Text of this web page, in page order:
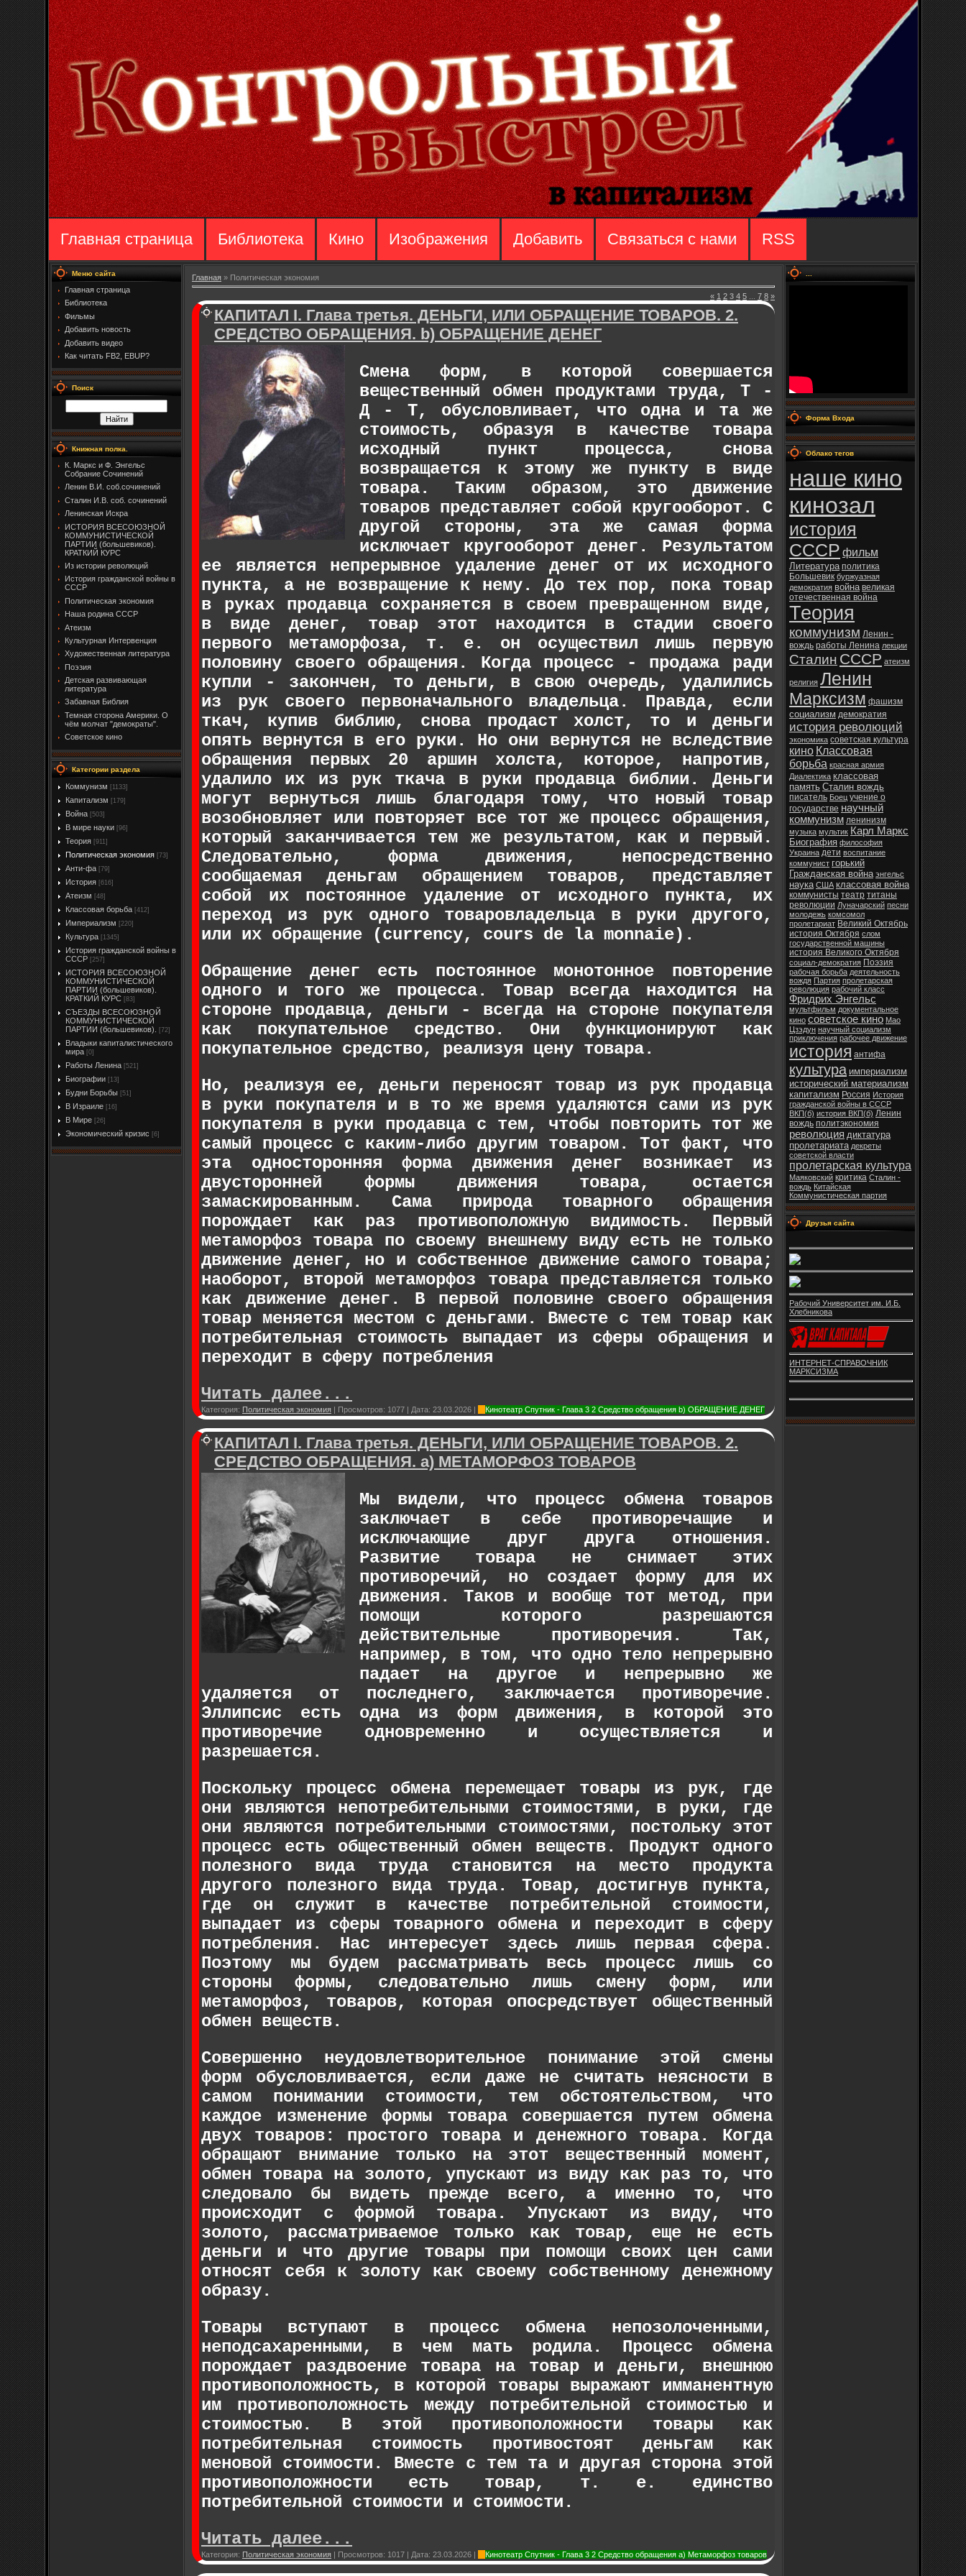
Главная страница Библиотека Кино Изображения Добавить Связаться с нами RSS
Меню сайта
Главная страница
Библиотека
Фильмы
Добавить новость
Добавить видео
Как читать FB2, EBUP?
Поиск
Книжная полка.
К. Маркс и Ф. Энгельс
Собрание Сочинений
Ленин В.И. соб.сочинений
Сталин И.В. соб. сочинений
Ленинская Искра
ИСТОРИЯ ВСЕСОЮЗНОЙ
КОММУНИСТИЧЕСКОЙ
ПАРТИИ (большевиков).
КРАТКИЙ КУРС
Из истории революций
История гражданской войны в
СССР
Политическая экономия
Наша родина СССР
Атеизм
Культурная Интервенция
Художественная литература
Поэзия
Детская развивающая
литература
Забавная Библия
Темная сторона Америки. О
чём молчат "демократы".
Советское кино
Категории раздела
Коммунизм [1133]
Капитализм [179]
Война [503]
В мире науки [96]
Теория [911]
Политическая экономия [73]
Анти-фа [79]
История [616]
Атеизм [48]
Классовая борьба [412]
Империализм [220]
Культура [1345]
История гражданской войны в
СССР [257]
ИСТОРИЯ ВСЕСОЮЗНОЙ
КОММУНИСТИЧЕСКОЙ
ПАРТИИ (большевиков).
КРАТКИЙ КУРС [83]
СЪЕЗДЫ ВСЕСОЮЗНОЙ
КОММУНИСТИЧЕСКОЙ
ПАРТИИ (большевиков).
[72]
Владыки капиталистического
мира [0]
Работы Ленина [521]
Биографии [13]
Будни Борьбы [51]
В Израиле [16]
В Мире [26]
Экономический кризис [6]
Главная » Политическая экономия
« 1 2 3 4 5 7 8 »
КАПИТАЛ I. Глава третья. ДЕНЬГИ, ИЛИ ОБРАЩЕНИЕ ТОВАРОВ. 2.
СРЕДСТВО ОБРАЩЕНИЯ. b) ОБРАЩЕНИЕ ДЕНЕГ
Смена форм, в которой совершается
вещественный обмен продуктами труда, Т -
Д - Т, обусловливает, что одна и та же
стоимость, образуя в качестве товара
исходный пункт процесса, снова
возвращается к этому же пункту в виде
товара. Таким образом, это движение
товаров представляет собой кругооборот. С
другой стороны, эта же самая форма
исключает кругооборот денег. Результатом
ее является непрерывное удаление денег от их исходного
пункта, а не возвращение к нему. До тех пор, пока товар
в руках продавца сохраняется в своем превращенном виде,
в виде денег, товар этот находится в стадии своего
первого метаморфоза, т. е. он осуществил лишь первую
половину своего обращения. Когда процесс - продажа ради
купли - закончен, то деньги, в свою очередь, удалились
из рук своего первоначального владельца. Правда, если
ткач, купив библию, снова продаст холст, то и деньги
опять вернутся в его руки. Но они вернутся не вследствие
обращения первых 20 аршин холста, которое, напротив,
удалило их из рук ткача в руки продавца библии. Деньги
могут вернуться лишь благодаря тому, что новый товар
возобновляет или повторяет все тот же процесс обращения,
который заканчивается тем же результатом, как и первый.
Следовательно, форма движения, непосредственно
сообщаемая деньгам обращением товаров, представляет
собой их постоянное удаление от исходного пункта, их
переход из рук одного товаровладельца в руки другого,
или их обращение (currency, cours de la monnaie).
Обращение денег есть постоянное монотонное повторение
одного и того же процесса. Товар всегда находится на
стороне продавца, деньги - всегда на стороне покупателя
как покупательное средство. Они функционируют как
покупательное средство, реализуя цену товара.
Но, реализуя ее, деньги переносят товар из рук продавца
в руки покупателя и в то же время удаляются сами из рук
покупателя в руки продавца с тем, чтобы повторить тот же
самый процесс с каким-либо другим товаром. Тот факт, что
эта односторонняя форма движения денег возникает из
двусторонней формы движения товара, остается
замаскированным. Сама природа товарного обращения
порождает как раз противоположную видимость. Первый
метаморфоз товара по своему внешнему виду есть не только
движение денег, но и собственное движение самого товара;
наоборот, второй метаморфоз товара представляется только
как движение денег. В первой половине своего обращения
товар меняется местом с деньгами. Вместе с тем товар как
потребительная стоимость выпадает из сферы обращения и
переходит в сферу потребления
Читать далее...
Категория: Политическая экономия | Просмотров: 1077 | Дата: 23.03.2026 | Кинотеатр Спутник - Глава 3 2 Средство обращения b) ОБРАЩЕНИЕ ДЕНЕГ
КАПИТАЛ I. Глава третья. ДЕНЬГИ, ИЛИ ОБРАЩЕНИЕ ТОВАРОВ. 2.
СРЕДСТВО ОБРАЩЕНИЯ. а) МЕТАМОРФОЗ ТОВАРОВ
Мы видели, что процесс обмена товаров
заключает в себе противоречащие и
исключающие друг друга отношения.
Развитие товара не снимает этих
противоречий, но создает форму для их
движения. Таков и вообще тот метод, при
помощи которого разрешаются
действительные противоречия. Так,
например, в том, что одно тело непрерывно
падает на другое и непрерывно же
удаляется от последнего, заключается противоречие.
Эллипсис есть одна из форм движения, в которой это
противоречие одновременно и осуществляется и
разрешается.
Поскольку процесс обмена перемещает товары из рук, где
они являются непотребительными стоимостями, в руки, где
они являются потребительными стоимостями, постольку этот
процесс есть общественный обмен веществ. Продукт одного
полезного вида труда становится на место продукта
другого полезного вида труда. Товар, достигнув пункта,
где он служит в качестве потребительной стоимости,
выпадает из сферы товарного обмена и переходит в сферу
потребления. Нас интересует здесь лишь первая сфера.
Поэтому мы будем рассматривать весь процесс лишь со
стороны формы, следовательно лишь смену форм, или
метаморфоз, товаров, которая опосредствует общественный
обмен веществ.
Совершенно неудовлетворительное понимание этой смены
форм обусловливается, если даже не считать неясности в
самом понимании стоимости, тем обстоятельством, что
каждое изменение формы товара совершается путем обмена
двух товаров: простого товара и денежного товара. Когда
обращают внимание только на этот вещественный момент,
обмен товара на золото, упускают из виду как раз то, что
следовало бы видеть прежде всего, а именно то, что
происходит с формой товара. Упускают из виду, что
золото, рассматриваемое только как товар, еще не есть
деньги и что другие товары при помощи своих цен сами
относят себя к золоту как своему собственному денежному
образу.
Товары вступают в процесс обмена непозолоченными,
неподсахаренными, в чем мать родила. Процесс обмена
порождает раздвоение товара на товар и деньги, внешнюю
противоположность, в которой товары выражают имманентную
им противоположность между потребительной стоимостью и
стоимостью. В этой противоположности товары как
потребительная стоимость противостоят деньгам как
меновой стоимости. Вместе с тем та и другая сторона этой
противоположности есть товар, т. е. единство
потребительной стоимости и стоимости.
Читать далее...
Категория: Политическая экономия | Просмотров: 1017 | Дата: 23.03.2026 | Кинотеатр Спутник - Глава 3 2 Средство обращения a) Метаморфоз товаров
Форма Входа
Облако тегов
наше кино
кинозал
история
СССР фильм
Литература политика
Большевик буржуазная
демократия война великая
отечественная война
Теория
коммунизм Ленин -
вождь работы Ленина лекции
Сталин СССР атеизм
религия Ленин
Марксизм фашизм
социализм демократия
история революций
экономика советская культура
кино Классовая
борьба красная армия
Диалектика классовая
память Сталин вождь
писатель Боец учение о
государстве научный
коммунизм ленинизм
музыка мультик Карл Маркс
Биография философия
Украина дети воспитание
коммунист горький
Гражданская война энгельс
наука США классовая война
коммунисты театр титаны
революции Луначарский песни
молодежь комсомол
пролетариат Великий Октябрь
история Октября слом
государственной машины
история Великого Октября
социал-демократия Поэзия
рабочая борьба деятельность
вождя Партия пролетарская
революция рабочий класс
Фридрих Энгельс
мультфильм документальное
кино советское кино Мао
Цзэдун научный социализм
приключения рабочее движение
история антифа
культура империализм
исторический материализм
капитализм Россия История
гражданской войны в СССР
ВКП(б) история ВКП(б) Ленин
вождь политэкономия
революция диктатура
пролетариата декреты
советской власти
пролетарская культура
Маяковский критика Сталин -
вождь Китайская
Коммунистическая партия
Друзья сайта
Рабочий Университет им. И.Б.
Хлебникова
ИНТЕРНЕТ-СПРАВОЧНИК
МАРКСИЗМА